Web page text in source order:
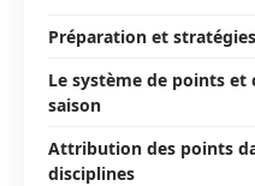
Préparation et
Le système de points et
saison
Attribution des points
disciplines